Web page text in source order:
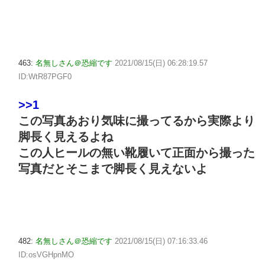
463: 名無しさん＠恐縮です 2021/08/15(日) 06:28:19.57
ID:WtR87PGF0
>>1
この写真あおり気味に撮ってるから実際より
脚長く見えるよね
この人ヒールの無い靴履いて正面から撮った
写真だとそこまで脚長く見えないよ
482: 名無しさん＠恐縮です 2021/08/15(日) 07:16:33.46
ID:osVGHpnMO